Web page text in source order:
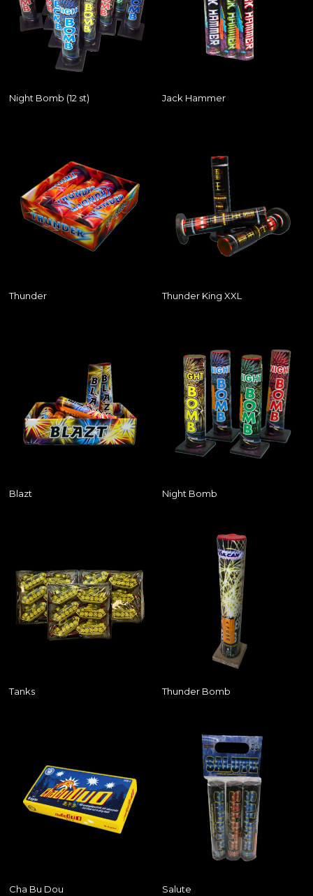
Night Bomb (12 st) Jack Hammer
Thunder Thunder King XXL
Blazt Night Bomb
Tanks Thunder Bomb
Cha Bu Dou Salute